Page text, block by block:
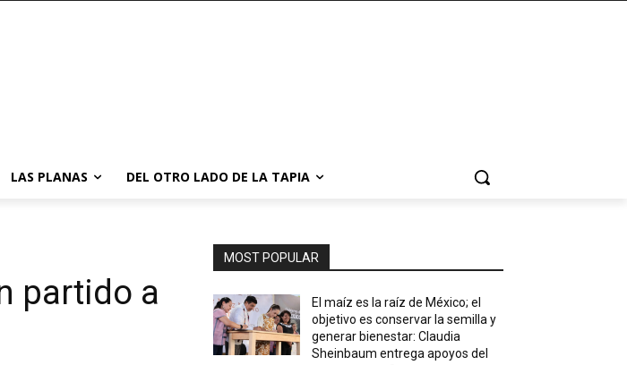
LAS PLANAS DEL OTRO LADO DE LA TAPIA
partido a
MOST POPULAR
El maíz es la raíz de México; el
objetivo es conservar la semilla y
generar bienestar: Claudia
Sheinbaum entrega apoyos del